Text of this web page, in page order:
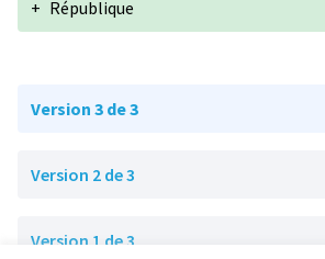
+ République
Version 3 de 3
Version 2 de 3
Version 1 de 3